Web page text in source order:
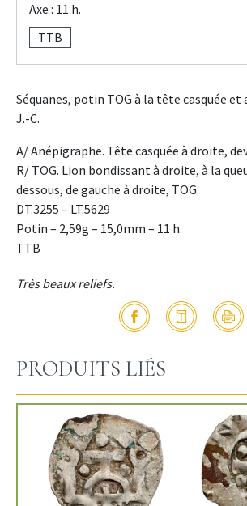
Axe : 11 h.
TTB
Séquanes, potin TOG à la tête casquée et
J.-C.
A/ Anépigraphe. Tête casquée à droite,
R/ TOG. Lion bondissant à droite, à la
dessous, de gauche à droite, TOG.
DT.3255 – LT.5629
Potin – 2,59g – 15,0mm – 11 h.
TTB
Très beaux reliefs.
PRODUITS LIÉS